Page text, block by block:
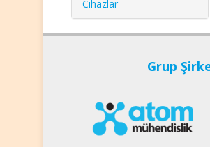
Cihazlar
Grup